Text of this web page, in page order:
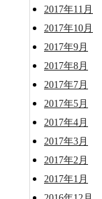
2017年11月
2017年10月
2017年9月
2017年8月
2017年7月
2017年5月
2017年4月
2017年3月
2017年2月
2017年1月